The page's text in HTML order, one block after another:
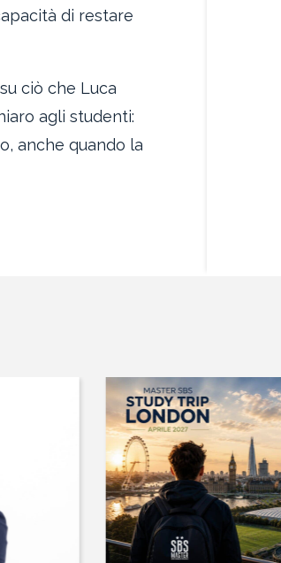
di restare
ciò che Luca
agli studenti:
anche quando la